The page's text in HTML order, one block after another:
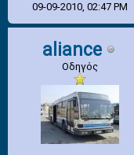
09-09-2010, 02:47 PM
aliance
Οδηγός